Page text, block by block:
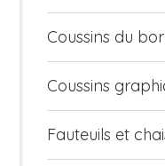
Coussins du
Coussins
Fauteuils et